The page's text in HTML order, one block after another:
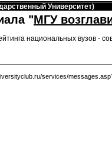
Университет)
"МГУ
национальных вузов -
services/